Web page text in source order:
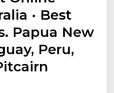
· Best
Papua New
Peru,